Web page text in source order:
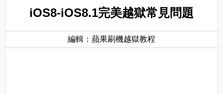
iOS8-iOS8.1完美越獄常見問題
編輯：蘋果刷機越獄教程